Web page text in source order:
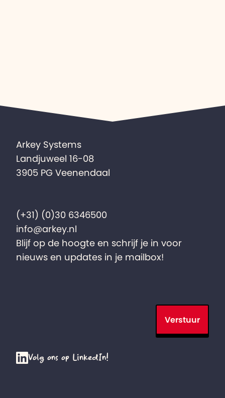
Arkey Systems
Landjuweel 16-08
3905 PG Veenendaal
(+31) (0)30 6346500
info@arkey.nl
Blijf op de hoogte en schrijf je in voor
nieuws en updates in je mailbox!
Verstuur
Volg ons op LinkedIn!